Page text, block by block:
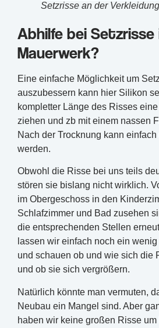
Setzrisse an der
Abhilfe bei Setzrisse
Mauerwerk?
Eine einfache Möglichkeit um
auszubessern kann hier Silikon
kompletter Länge des Risses
ziehen und zb mit einem nassen
Nach der Trocknung kann
werden.
Obwohl die Risse bei uns teils
stören sie bislang nicht wirklich.
im Obergeschoss in den
Schlafzimmer und Bad zusehen
die entsprechenden Stellen
lassen wir einfach noch ein
und schauen ob und wie sich die
und ob sie sich vergrößern.
Natürlich könnte man vermuten,
Neubau ein Mangel sind. Aber
haben wir keine großen Risse um